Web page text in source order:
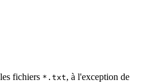
fichiers *.txt, à l'exception de